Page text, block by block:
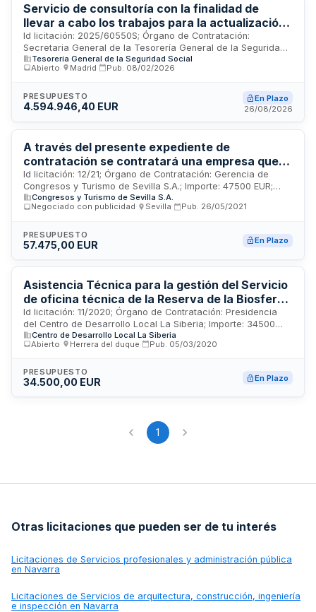
Servicio de consultoría con la finalidad de
llevar a cabo los trabajos para la actualización
del seguimiento y control del plan estratégico
de la Tesorería General de la Seguridad Social,
así como del sistema de dirección por objetivos
seguimiento y análisis de recursos en el ámbito
de la Tesorería General de la Seguridad Social.
Id licitación: 2025/60550S; Órgano de Contratación:
Secretaria General de la Tesorería General de la Seguridad
Social; Importe: 2088612 EUR; Estado: PUB
Tesorería General de la Seguridad Social
Abierto
Madrid Pub. 08/02/2026
PRESUPUESTO
4.594.946,40 EUR
En Plazo
26/08/2026
A través del presente expediente de
contratación se contratará una empresa que
procederá a la elaboración de un plan de
ejecución del Modelo de Negocio del Servicio
de Atención al Turista de Sevilla (SATS),
asesoría necesario para su posterior
implementación. Las características del
Id licitación: 12/21; Órgano de Contratación: Gerencia de
Congresos y Turismo de Sevilla S.A.; Importe: 47500 EUR;
Estado: PUB
Congresos y Turismo de Sevilla S.A.
Negociado con publicidad
Sevilla Pub. 26/05/2021
PRESUPUESTO
57.475,00 EUR En Plazo
Asistencia Técnica para la gestión del Servicio
de oficina técnica de la Reserva de la Biosfera
de La Siberia, desarrollará los trabajos
correspondientes a una Oficina Técnica
consistentes en coordinar la planificación,
como realizar el seguimiento y evaluación del
Plan Anual de Actuación de la Reserva de la
Id licitación: 11/2020; Órgano de Contratación: Presidencia
del Centro de Desarrollo Local La Siberia; Importe: 34500
EUR; Estado: PUB
Centro de Desarrollo Local La Siberia
Abierto
Herrera del duque Pub. 05/03/2020
PRESUPUESTO
34.500,00 EUR En Plazo
1
Otras licitaciones que pueden ser de tu interés
Licitaciones de Servicios profesionales y administración pública
en Navarra
Licitaciones de Servicios de arquitectura, construcción, ingeniería
e inspección en Navarra